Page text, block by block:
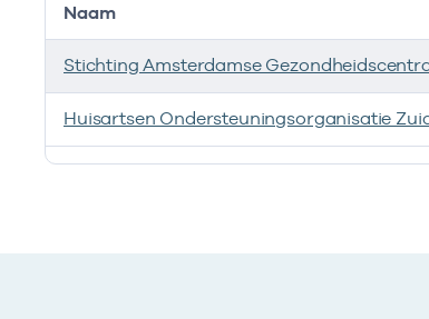
Deze onderneming heeft een relatie met de
Naam
Stichting Amsterdamse
Huisartsen Ondersteuningsorganisatie